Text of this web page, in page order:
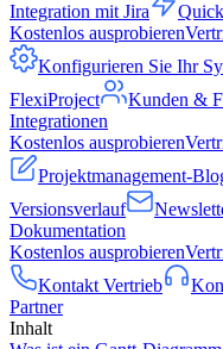
Integration mit Jira
Kostenlos ausprobieren
Konfigurieren Sie Ihr
FlexiProject
Kunden &
Integrationen
Kostenlos ausprobieren
Projektmanagement-
Versionsverlauf
Dokumentation
Kostenlos ausprobieren
Kontakt Vertrieb
Partner
Inhalt